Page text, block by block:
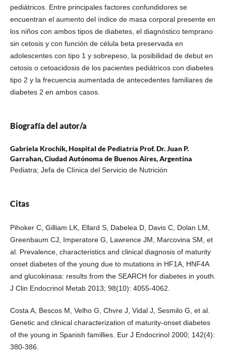
pediátricos. Entre principales factores confundidores se
encuentran el aumento del índice de masa corporal presente en
los niños con ambos tipos de diabetes, el diagnóstico temprano
sin cetosis y con función de célula beta preservada en
adolescentes con tipo 1 y sobrepeso, la posibilidad de debut en
cetosis o cetoacidosis de los pacientes pediátricos con diabetes
tipo 2 y la frecuencia aumentada de antecedentes familiares de
diabetes 2 en ambos casos.
Biografía del autor/a
Gabriela Krochik,Hospital de Pediatría Prof. Dr. Juan P.
Garrahan, Ciudad Autónoma de Buenos Aires, Argentina
Pediatra; Jefa de Clínica del Servicio de Nutrición
Citas
Pihoker C, Gilliam LK, Ellard S, Dabelea D, Davis C, Dolan LM,
Greenbaum CJ, Imperatore G, Lawrence JM, Marcovina SM, et
al. Prevalence, characteristics and clinical diagnosis of maturity
onset diabetes of the young due to mutations in HF1A, HNF4A
and glucokinasa: results from the SEARCH for diabetes in youth.
J Clin Endocrinol Metab 2013; 98(10): 4055-4062.
Costa A, Bescos M, Velho G, Chvre J, Vidal J, Sesmilo G, et al.
Genetic and clinical characterization of maturity-onset diabetes
of the young in Spanish famillies. Eur J Endocrinol 2000; 142(4):
380-386.